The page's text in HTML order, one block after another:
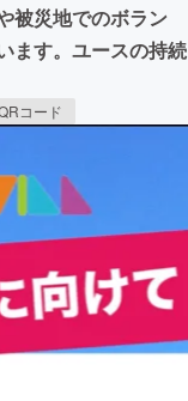
被災地でのボラン
ます。ユースの持続
コード